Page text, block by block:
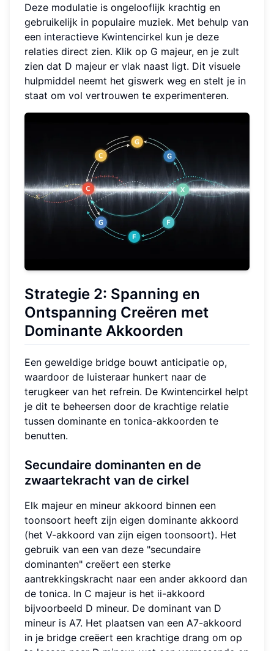
Deze modulatie is ongelooflijk krachtig en
gebruikelijk in populaire muziek. Met behulp van
een interactieve Kwintencirkel kun je deze
relaties direct zien. Klik op G majeur, en je zult
zien dat D majeur er vlak naast ligt. Dit visuele
hulpmiddel neemt het giswerk weg en stelt je in
staat om vol vertrouwen te experimenteren.
Strategie 2: Spanning en
Ontspanning Creëren met
Dominante Akkoorden
Een geweldige bridge bouwt anticipatie op,
waardoor de luisteraar hunkert naar de
terugkeer van het refrein. De Kwintencirkel helpt
je dit te beheersen door de krachtige relatie
tussen dominante en tonica-akkoorden te
benutten.
Secundaire dominanten en de
zwaartekracht van de cirkel
Elk majeur en mineur akkoord binnen een
toonsoort heeft zijn eigen dominante akkoord
(het V-akkoord van zijn eigen toonsoort). Het
gebruik van een van deze "secundaire
dominanten" creëert een sterke
aantrekkingskracht naar een ander akkoord dan
de tonica. In C majeur is het ii-akkoord
bijvoorbeeld D mineur. De dominant van D
mineur is A7. Het plaatsen van een A7-akkoord
in je bridge creëert een krachtige drang om op